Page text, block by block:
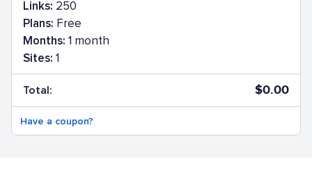
Links: 250
Plans: Free
Months: 1 month
Sites: 1
Total: $0.00
Have a coupon?